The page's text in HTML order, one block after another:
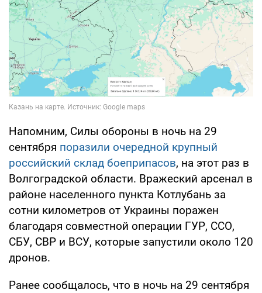
Напомним, Силы обороны в ночь на 29
сентября поразили очередной крупный
российский склад боеприпасов, на этот раз в
Волгоградской области. Вражеский арсенал в
районе населенного пункта Котлубань за
сотни километров от Украины поражен
благодаря совместной операции ГУР, ССО,
СБУ, СВР и ВСУ, которые запустили около 120
дронов.
Ранее сообщалось, что в ночь на 29 сентября